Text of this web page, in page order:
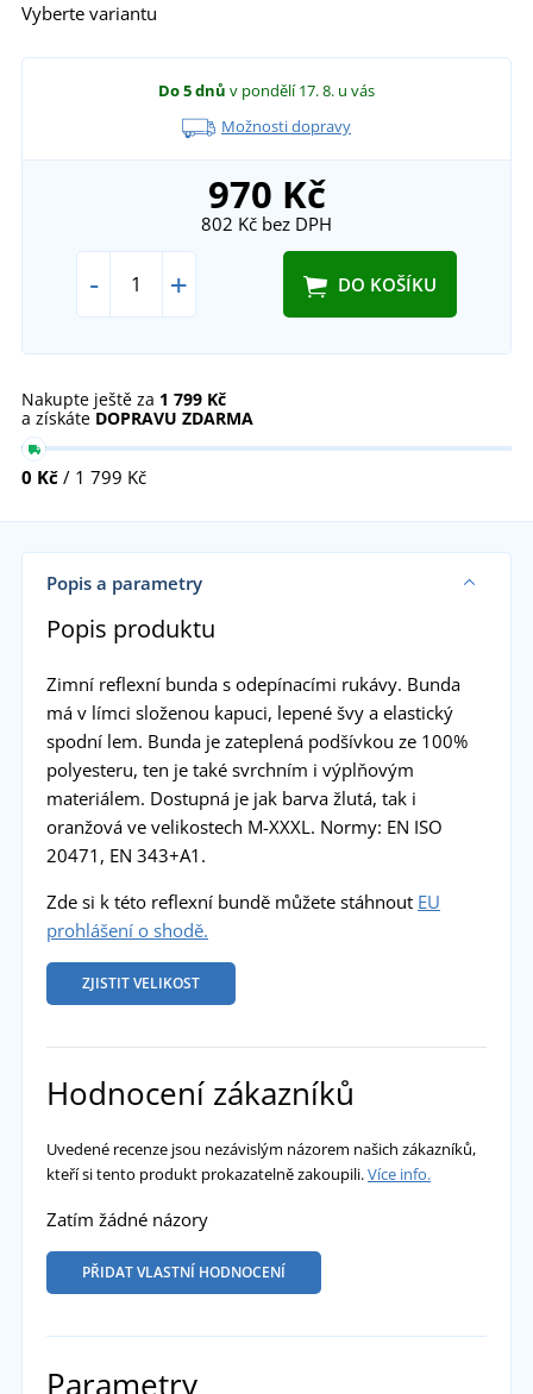
Vyberte variantu
Do 5 dnů v pondělí 17. 8. u vás
Možnosti dopravy
970 Kč
802 Kč bez DPH
- + DO KOŠÍKU
Nakupte ještě za 1 799 Kč
a získáte DOPRAVU ZDARMA
0 Kč / 1 799 Kč
Popis a parametry
Popis produktu
Zimní reflexní bunda s odepínacími rukávy. Bunda
má v límci složenou kapuci, lepené švy a elastický
spodní lem. Bunda je zateplená podšívkou ze 100%
polyesteru, ten je také svrchním i výplňovým
materiálem. Dostupná je jak barva žlutá, tak i
oranžová ve velikostech M-XXXL. Normy: EN ISO
20471, EN 343+A1.
Zde si k této reflexní bundě můžete stáhnout EU
prohlášení o shodě.
ZJISTIT VELIKOST
Hodnocení zákazníků
Uvedené recenze jsou nezávislým názorem našich zákazníků,
kteří si tento produkt prokazatelně zakoupili.Více info.
Zatím žádné názory
PŘIDAT VLASTNÍ HODNOCENÍ
Parametry